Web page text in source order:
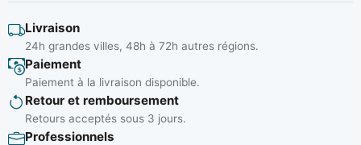
Livraison
24h grandes villes, 48h à 72h autres régions.
Paiement
Paiement à la livraison disponible.
Retour et remboursement
Retours acceptés sous 3 jours.
Professionnels